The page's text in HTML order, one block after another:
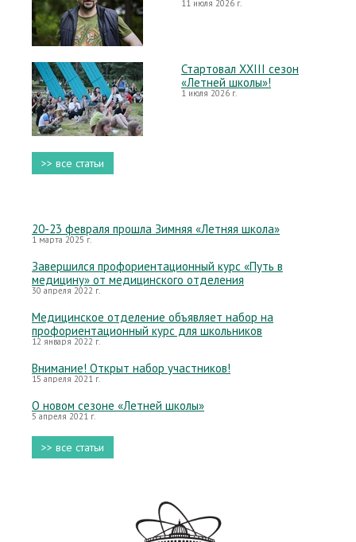
11 июля 2026 г.
Стартовал XXIII сезон
«Летней школы»!
1 июля 2026 г.
>> все статьи
20-23 февраля прошла Зимняя «Летняя школа»
1 марта 2025 г.
Завершился профориентационный курс «Путь в
медицину» от медицинского отделения
30 апреля 2022 г.
Медицинское отделение объявляет набор на
профориентационный курс для школьников
12 января 2022 г.
Внимание! Открыт набор участников!
15 апреля 2021 г.
О новом сезоне «Летней школы»
5 апреля 2021 г.
>> все статьи